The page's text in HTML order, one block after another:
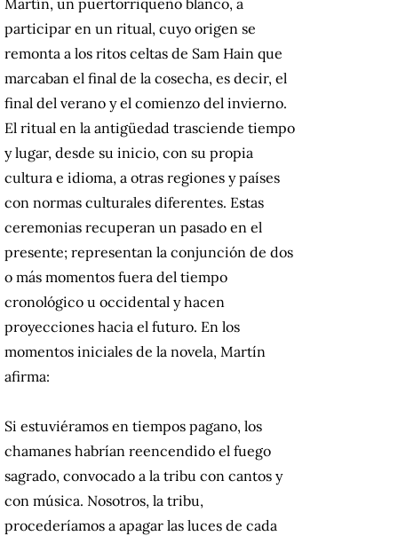
Martín, un puertorriqueño blanco, a
participar en un ritual, cuyo origen se
remonta a los ritos celtas de Sam Hain que
marcaban el final de la cosecha, es decir, el
final del verano y el comienzo del invierno.
El ritual en la antigüedad trasciende tiempo
y lugar, desde su inicio, con su propia
cultura e idioma, a otras regiones y países
con normas culturales diferentes. Estas
ceremonias recuperan un pasado en el
presente; representan la conjunción de dos
o más momentos fuera del tiempo
cronológico u occidental y hacen
proyecciones hacia el futuro. En los
momentos iniciales de la novela, Martín
afirma:
Si estuviéramos en tiempos pagano, los
chamanes habrían reencendido el fuego
sagrado, convocado a la tribu con cantos y
con música. Nosotros, la tribu,
procederíamos a apagar las luces de cada